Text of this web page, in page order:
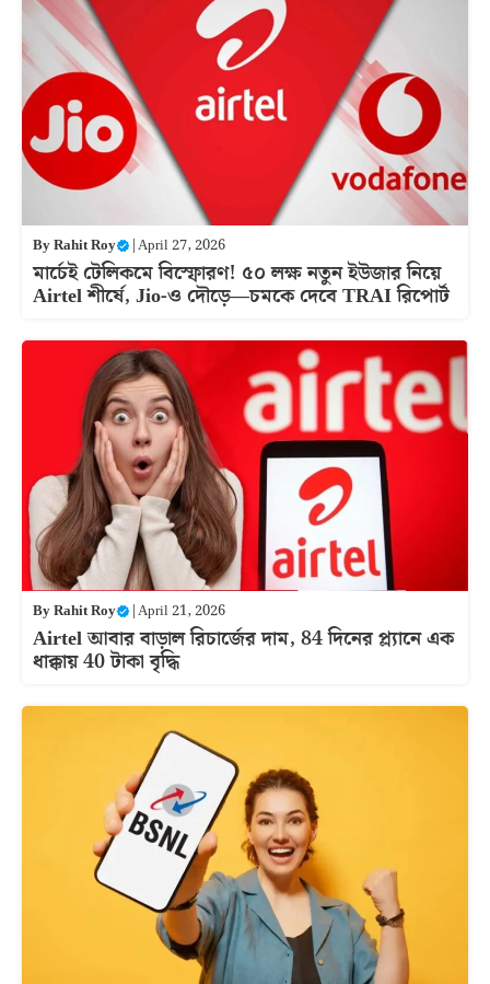
ByRahit Roy |April 27, 2026
মার্চেই টেলিকমে বিস্ফোরণ! ৫০ লক্ষ নতুন ইউজার নিয়ে
Airtel শীর্ষে, Jio-ও দৌড়ে—চমকে দেবে TRAI রিপোর্ট
ByRahit Roy |April 21, 2026
Airtel আবার বাড়াল রিচার্জের দাম, 84 দিনের প্ল্যানে এক
ধাক্কায় 40 টাকা বৃদ্ধি